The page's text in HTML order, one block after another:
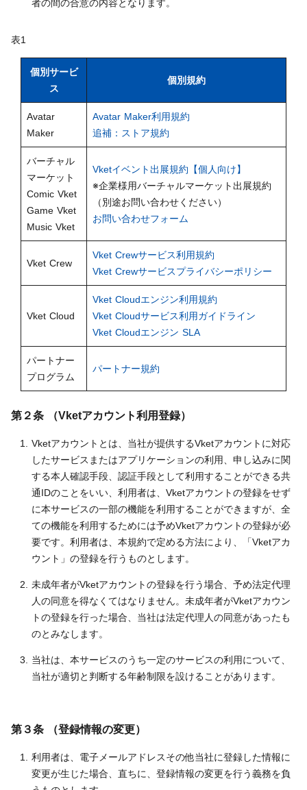
者の間の合意の内容となります。
表1
個別サービ
ス
個別規約
Avatar
Maker
Avatar Maker利用規約
追補：ストア規約
バーチャル
マーケット
Comic Vket
Game Vket
Music Vket
Vketイベント出展規約【個人向け】
※企業様用バーチャルマーケット出展規約
（別途お問い合わせください）
お問い合わせフォーム
Vket Crew
Vket Crewサービス利用規約
Vket Crewサービスプライバシーポリシー
Vket Cloud
Vket Cloudエンジン利用規約
Vket Cloudサービス利用ガイドライン
Vket Cloudエンジン SLA
パートナー
プログラム
パートナー規約
第２条 （Vketアカウント利用登録）
Vketアカウントとは、当社が提供するVketアカウントに対応
したサービスまたはアプリケーションの利用、申し込みに関
する本人確認手段、認証手段として利用することができる共
通IDのことをいい、利用者は、Vketアカウントの登録をせず
に本サービスの一部の機能を利用することができますが、全
ての機能を利用するためには予めVketアカウントの登録が必
要です。利用者は、本規約で定める方法により、「Vketアカ
ウント」の登録を行うものとします。
未成年者がVketアカウントの登録を行う場合、予め法定代理
人の同意を得なくてはなりません。未成年者がVketアカウン
トの登録を行った場合、当社は法定代理人の同意があったも
のとみなします。
当社は、本サービスのうち一定のサービスの利用について、
当社が適切と判断する年齢制限を設けることがあります。
第３条 （登録情報の変更）
利用者は、電子メールアドレスその他当社に登録した情報に
変更が生じた場合、直ちに、登録情報の変更を行う義務を負